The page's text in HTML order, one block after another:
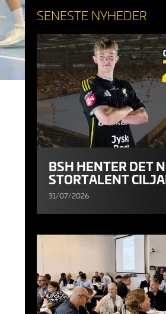
SENESTE NYHEDER
BSH HENTER DET
STORTALENT
31/07/2026